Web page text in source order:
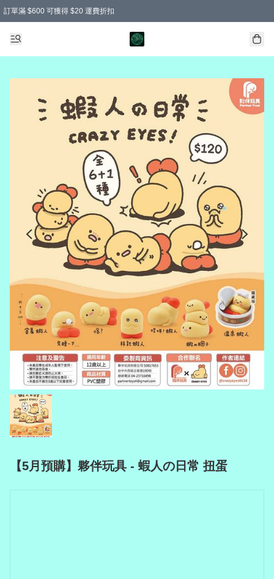
訂單滿 $600 可獲得 $20 運費折扣
【5月預購】夥伴玩具 - 蝦人の日常 扭蛋